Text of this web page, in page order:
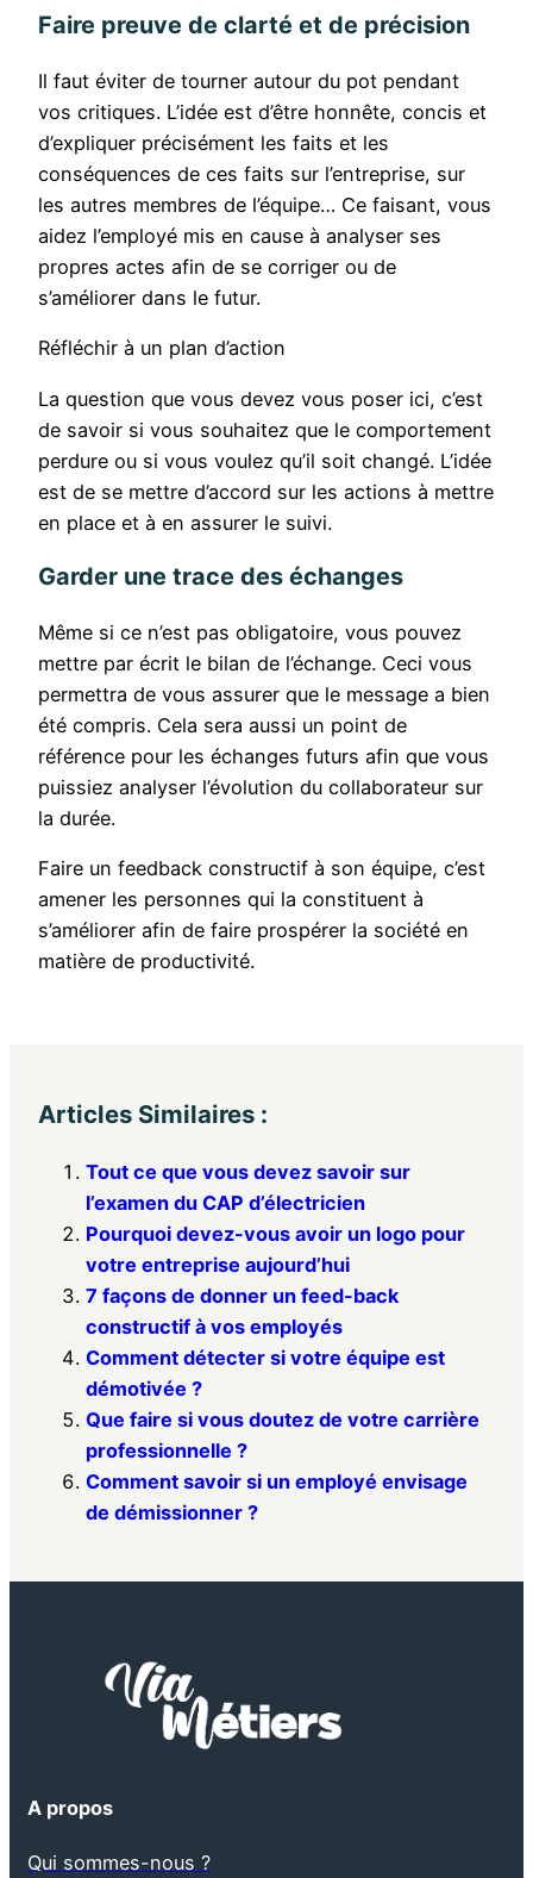
Faire preuve de clarté et de précision
Il faut éviter de tourner autour du pot pendant
vos critiques. L’idée est d’être honnête, concis et
d’expliquer précisément les faits et les
conséquences de ces faits sur l’entreprise, sur
les autres membres de l’équipe… Ce faisant, vous
aidez l’employé mis en cause à analyser ses
propres actes afin de se corriger ou de
s’améliorer dans le futur.
Réfléchir à un plan d’action
La question que vous devez vous poser ici, c’est
de savoir si vous souhaitez que le comportement
perdure ou si vous voulez qu’il soit changé. L’idée
est de se mettre d’accord sur les actions à mettre
en place et à en assurer le suivi.
Garder une trace des échanges
Même si ce n’est pas obligatoire, vous pouvez
mettre par écrit le bilan de l’échange. Ceci vous
permettra de vous assurer que le message a bien
été compris. Cela sera aussi un point de
référence pour les échanges futurs afin que vous
puissiez analyser l’évolution du collaborateur sur
la durée.
Faire un feedback constructif à son équipe, c’est
amener les personnes qui la constituent à
s’améliorer afin de faire prospérer la société en
matière de productivité.
Articles Similaires :
Tout ce que vous devez savoir sur
l’examen du CAP d’électricien
Pourquoi devez-vous avoir un logo pour
votre entreprise aujourd’hui
7 façons de donner un feed-back
constructif à vos employés
Comment détecter si votre équipe est
démotivée ?
Que faire si vous doutez de votre carrière
professionnelle ?
Comment savoir si un employé envisage
de démissionner ?
A propos
Qui sommes-nous ?